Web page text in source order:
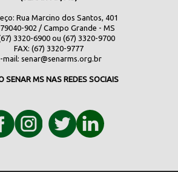
Rua Marcino dos Santos, 401
79040-902 / Campo Grande - MS
3320-6900 ou (67) 3320-9700
FAX: (67) 3320-9777
mail: senar@senarms.org.br
SENAR MS NAS REDES SOCIAIS